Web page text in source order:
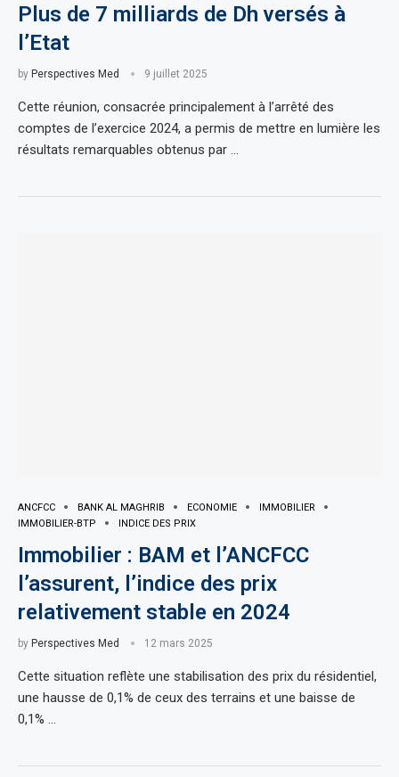
Plus de 7 milliards de Dh versés à
l’Etat
by Perspectives Med 9 juillet 2025
Cette réunion, consacrée principalement à l’arrêté des
comptes de l’exercice 2024, a permis de mettre en lumière les
résultats remarquables obtenus par …
ANCFCC BANK AL MAGHRIB ECONOMIE
IMMOBILIER
IMMOBILIER-BTP
INDICE DES PRIX
Immobilier : BAM et l’ANCFCC
l’assurent, l’indice des prix
relativement stable en 2024
by Perspectives Med 12 mars 2025
Cette situation reflète une stabilisation des prix du résidentiel,
une hausse de 0,1% de ceux des terrains et une baisse de
0,1% …